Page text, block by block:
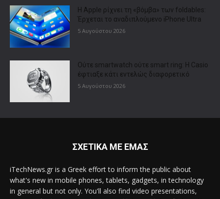
Η Apple ρίχνει τη «βόμβα» των foldables:
Έρχεται το αναδιπλούμενο iPhone Ultra
5 Αυγούστου 2026
Ούτε smartwatch ούτε smart ring: Η Casio
έφτιαξε κάτι εντελώς διαφορετικό
5 Αυγούστου 2026
ΣΧΕΤΙΚΑ ΜΕ ΕΜΑΣ
iTechNews.gr is a Greek effort to inform the public about
what's new in mobile phones, tablets, gadgets, in technology
in general but not only. You'll also find video presentations,